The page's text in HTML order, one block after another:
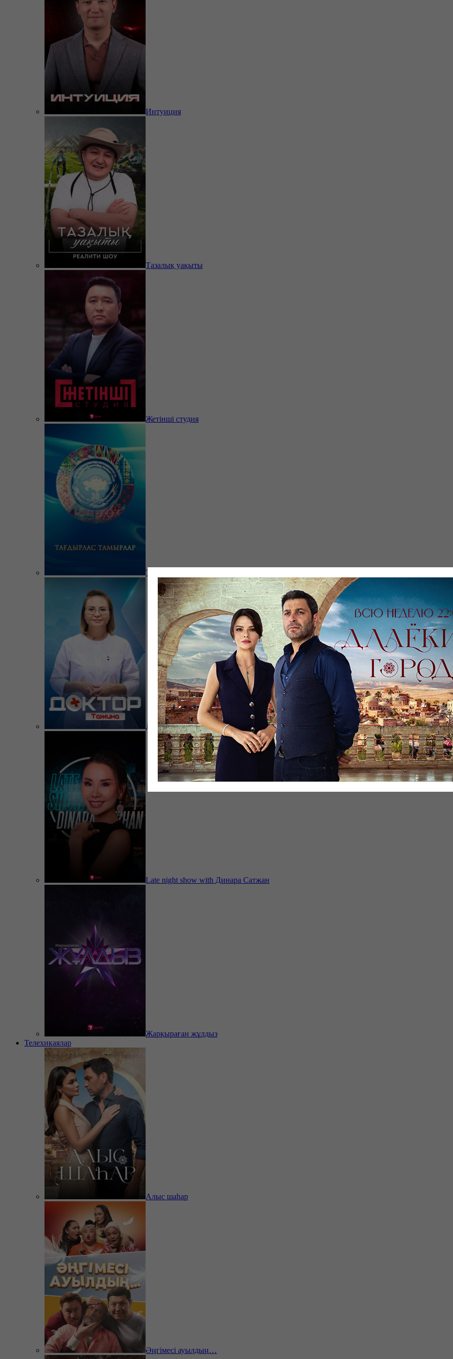
Интуиция
Тазалық уақыты
Жетінші студия
Тағдырлас тамырлар
Доктор Тажина
Late night show with Динара Сатжан
Жарқыраған жұлдыз
Телехикаялар
Алыс шаһар
Әңгімесі ауылдың…